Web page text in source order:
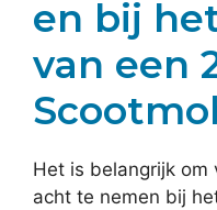
en bij
van een
Het is belangrijk om
acht te nemen bij